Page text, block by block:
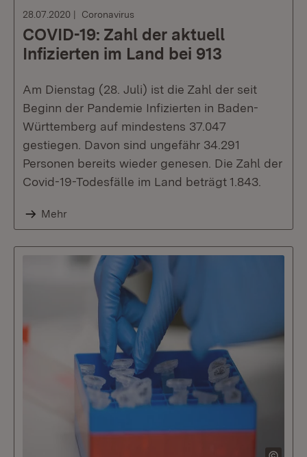
28.07.2020 Coronavirus
COVID-19: Zahl der aktuell
Infizierten im Land bei 913
Am Dienstag (28. Juli) ist die Zahl der seit
Beginn der Pandemie Infizierten in Baden-
Württemberg auf mindestens 37.047
gestiegen. Davon sind ungefähr 34.291
Personen bereits wieder genesen. Die Zahl der
Covid-19-Todesfälle im Land beträgt 1.843.
Mehr